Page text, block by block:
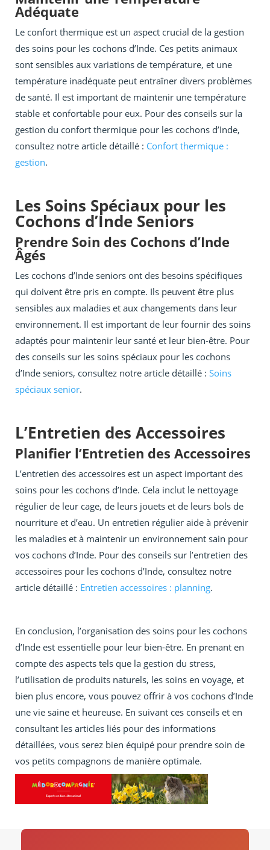
Adéquate
Le confort thermique est un aspect crucial de la gestion
des soins pour les cochons d’Inde. Ces petits animaux
sont sensibles aux variations de température, et une
température inadéquate peut entraîner divers problèmes
de santé. Il est important de maintenir une température
stable et confortable pour eux. Pour des conseils sur la
gestion du confort thermique pour les cochons d’Inde,
consultez notre article détaillé : Confort thermique :
gestion.
Les Soins Spéciaux pour les
Cochons d’Inde Seniors
Prendre Soin des Cochons d’Inde
Âgés
Les cochons d’Inde seniors ont des besoins spécifiques
qui doivent être pris en compte. Ils peuvent être plus
sensibles aux maladies et aux changements dans leur
environnement. Il est important de leur fournir des soins
adaptés pour maintenir leur santé et leur bien-être. Pour
des conseils sur les soins spéciaux pour les cochons
d’Inde seniors, consultez notre article détaillé : Soins
spéciaux senior.
L’Entretien des Accessoires
Planifier l’Entretien des Accessoires
L’entretien des accessoires est un aspect important des
soins pour les cochons d’Inde. Cela inclut le nettoyage
régulier de leur cage, de leurs jouets et de leurs bols de
nourriture et d’eau. Un entretien régulier aide à prévenir
les maladies et à maintenir un environnement sain pour
vos cochons d’Inde. Pour des conseils sur l’entretien des
accessoires pour les cochons d’Inde, consultez notre
article détaillé : Entretien accessoires : planning.
En conclusion, l’organisation des soins pour les cochons
d’Inde est essentielle pour leur bien-être. En prenant en
compte des aspects tels que la gestion du stress,
l’utilisation de produits naturels, les soins en voyage, et
bien plus encore, vous pouvez offrir à vos cochons d’Inde
une vie saine et heureuse. En suivant ces conseils et en
consultant les articles liés pour des informations
détaillées, vous serez bien équipé pour prendre soin de
vos petits compagnons de manière optimale.